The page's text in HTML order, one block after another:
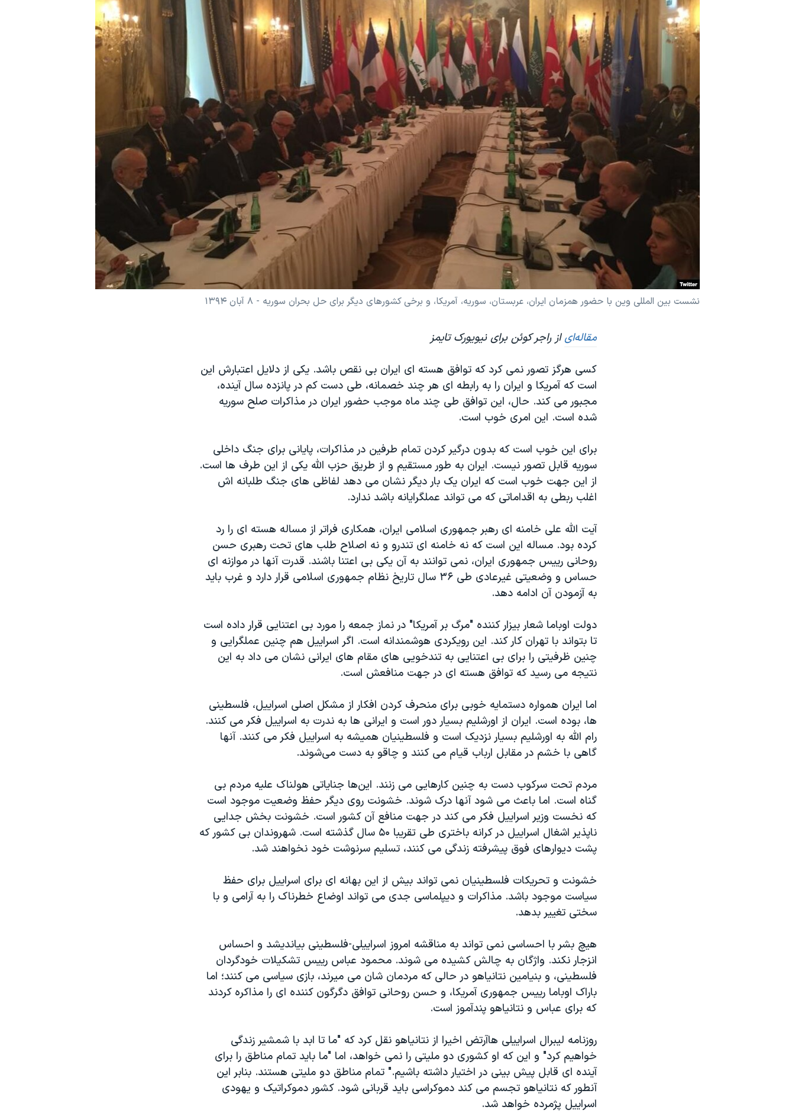
انتخابات ریاست جمهوری آمریکا ۲۰۲۴
حمله جمهوری اسلامی به اسرائیل
اعتراضات زن، زندگی، آزادی
مجموعه مستندهای دادخواهی
چهل سال گروگان‌گیری
قانون شفافیت دارائی کادر رهبری ایران
نرگس محمدی برنده جایزه نوبل صلح
همایش محافظه‌کاران آمریکا «سی‌پک»نشست بین المللی وین با حضور همزمان ایران، عربستان، سوریه، آمریکا، و برخی کشورهای دیگر برای حل بحران سوریه - ۸ آبان ۱۳۹۴
مقاله‌ایاز راجر کوئن برای نیویورک تایمز
کسی هرگز تصور نمی کرد که توافق هسته ای ایران بی نقص باشد. یکی از دلایل اعتبارش این
است که آمریکا و ایران را به رابطه ای هر چند خصمانه، طی دست کم در پانزده سال آینده،
مجبور می کند. حال، این توافق طی چند ماه موجب حضور ایران در مذاکرات صلح سوریه
شده است. این امری خوب است.
برای این خوب است که بدون درگیر کردن تمام طرفین در مذاکرات، پایانی برای جنگ داخلی
سوریه قابل تصور نیست. ایران به طور مستقیم و از طریق حزب الله یکی از این طرف ها است.
از این جهت خوب است که ایران یک بار دیگر نشان می دهد لفاظی های جنگ طلبانه اش
اغلب ربطی به اقداماتی که می تواند عملگرایانه باشد ندارد.
آیت الله علی خامنه ای رهبر جمهوری اسلامی ایران، همکاری فراتر از مساله هسته ای را رد
کرده بود. مساله این است که نه خامنه ای تندرو و نه اصلاح طلب های تحت رهبری حسن
روحانی رییس جمهوری ایران، نمی توانند به آن یکی بی اعتنا باشند. قدرت آنها در موازنه ای
حساس و وضعیتی غیرعادی طی ۳۶ سال تاریخ نظام جمهوری اسلامی قرار دارد و غرب باید
به آزمودن آن ادامه دهد.
دولت اوباما شعار بیزار کننده "مرگ بر آمریکا" در نماز جمعه را مورد بی اعتنایی قرار داده است
تا بتواند با تهران کار کند. این رویکردی هوشمندانه است. اگر اسراییل هم چنین عملگرایی و
چنین ظرفیتی را برای بی اعتنایی به تندخویی های مقام های ایرانی نشان می داد به این
نتیجه می رسید که توافق هسته ای در جهت منافعش است.
اما ایران همواره دستمایه خوبی برای منحرف کردن افکار از مشکل اصلی اسراییل، فلسطینی
ها، بوده است. ایران از اورشلیم بسیار دور است و ایرانی ها به ندرت به اسراییل فکر می کنند.
رام الله به اورشلیم بسیار نزدیک است و فلسطینیان همیشه به اسراییل فکر می کنند. آنها
گاهی با خشم در مقابل ارباب قیام می کنند و چاقو به دست می‌شوند.
مردم تحت سرکوب دست به چنین کارهایی می زنند. این‌ها جنایاتی هولناک علیه مردم بی
گناه است. اما باعث می شود آنها درک شوند. خشونت روی دیگر حفظ وضعیت موجود است
که نخست وزیر اسراییل فکر می کند در جهت منافع آن کشور است. خشونت بخش جدایی
ناپذیر اشغال اسراییل در کرانه باختری طی تقریبا ۵۰ سال گذشته است. شهروندان بی کشور که
پشت دیوارهای فوق پیشرفته زندگی می کنند، تسلیم سرنوشت خود نخواهند شد.
خشونت و تحریکات فلسطینیان نمی تواند بیش از این بهانه ای برای اسراییل برای حفظ
سیاست موجود باشد. مذاکرات و دیپلماسی جدی می تواند اوضاع خطرناک را به آرامی و با
سختی تغییر بدهد.
هیچ بشر با احساسی نمی تواند به مناقشه امروز اسراییلی-فلسطینی بیاندیشد و احساس
انزجار نکند. واژگان به چالش کشیده می شوند. محمود عباس رییس تشکیلات خودگردان
فلسطینی، و بنیامین نتانیاهو در حالی که مردمان شان می میرند، بازی سیاسی می کنند؛ اما
باراک اوباما رییس جمهوری آمریکا، و حسن روحانی توافق دگرگون کننده ای را مذاکره کردند
که برای عباس و نتانیاهو پندآموز است.
روزنامه لیبرال اسراییلی هاآرتض اخیرا از نتانیاهو نقل کرد که "ما تا ابد با شمشیر زندگی
خواهیم کرد" و این که او کشوری دو ملیتی را نمی خواهد، اما "ما باید تمام مناطق را برای
آینده ای قابل پیش بینی در اختیار داشته باشیم." تمام مناطق دو ملیتی هستند. بنابر این
آنطور که نتانیاهو تجسم می کند دموکراسی باید قربانی شود. کشور دموکراتیک و یهودی
اسراییل پژمرده خواهد شد.